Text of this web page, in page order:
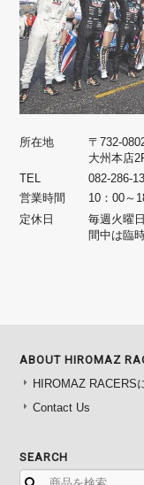
所在地
〒732-
大州本店
TEL
082-286-
営業時間
10：00～
定休日
毎週火曜
間中は臨
ABOUT HIROMAZ
HIROMAZ RACERS
Contact Us
SEARCH